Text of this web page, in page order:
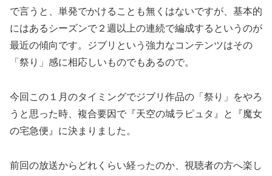
で言うと、単発でかけることも無くはないですが、基本的
にはあるシーズンで２週以上の連続で編成するというのが
最近の傾向です。ジブリという強力なコンテンツはその
「祭り」感に相応しいものでもあるので。
今回この１月のタイミングでジブリ作品の「祭り」をやろ
うと思った時、複合要因で『天空の城ラピュタ』と『魔女
の宅急便』に決まりました。
前回の放送からどれくらい経ったのか、視聴者の方へ楽し